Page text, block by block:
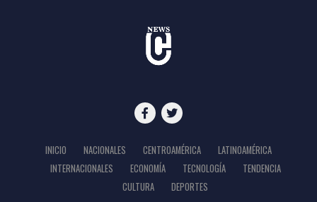
INICIO NACIONALES CENTROAMÉRICA
LATINOAMÉRICA
INTERNACIONALES
ECONOMÍA TECNOLOGÍA
TENDENCIA
CULTURA
DEPORTES